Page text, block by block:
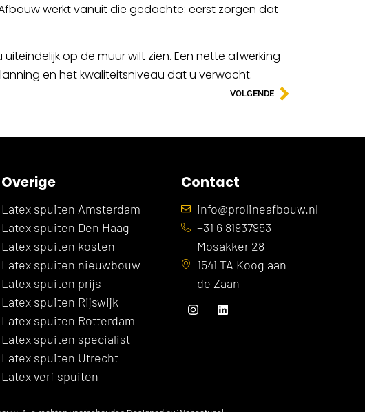
werkt vanuit die gedachte: eerst zorgen dat
op de muur wilt zien. Een nette afwerking
en het kwaliteitsniveau dat u verwacht.
VOLGENDE
Overige
Latex spuiten Amsterdam
Latex spuiten Den Haag
Latex spuiten kosten
Latex spuiten nieuwbouw
Latex spuiten prijs
Latex spuiten Rijswijk
Latex spuiten Rotterdam
Latex spuiten specialist
Latex spuiten Utrecht
Latex verf spuiten
Contact
info@prolineafbouw.nl
+31 6 81937953
Mosakker 28
1541 TA Koog aan
de Zaan